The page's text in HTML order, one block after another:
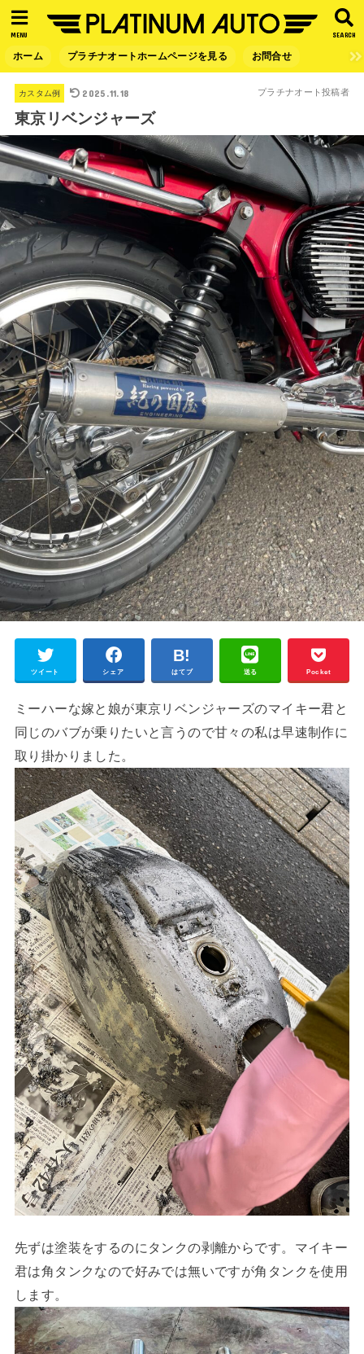
SEARCH
MENU
ホーム プラチナオートホームページを見る お問合せ
カスタム例 2025.11.18 プラチナオート投稿者
東京リベンジャーズ
ツイート シェア はてブ 送る Pocket
ミーハーな嫁と娘が東京リベンジャーズのマイキー君と
同じのバブが乗りたいと言うので甘々の私は早速制作に
取り掛かりました。
先ずは塗装をするのにタンクの剥離からです。マイキー
君は角タンクなので好みでは無いですが角タンクを使用
します。